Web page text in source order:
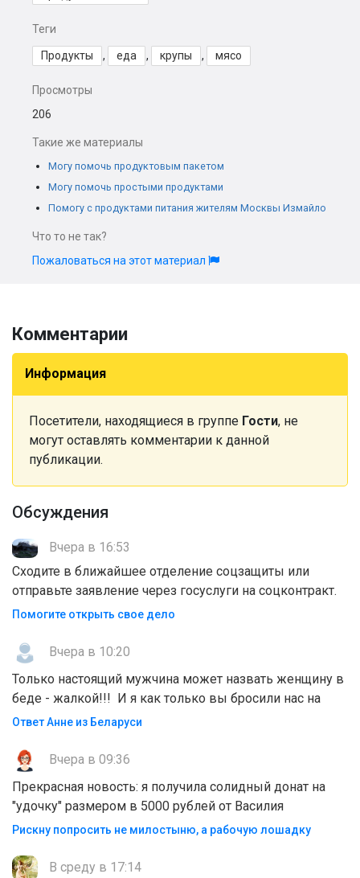
Теги
Продукты , еда , крупы , мясо
Просмотры
206
Такие же материалы
Могу помочь продуктовым пакетом
Могу помочь простыми продуктами
Помогу с продуктами питания жителям Москвы Измайло
Что то не так?
Пожаловаться на этот материал
Комментарии
Информация
Посетители, находящиеся в группе Гости, не
могут оставлять комментарии к данной
публикации.
Обсуждения
Вчера в 16:53
Сходите в ближайшее отделение соцзащиты или
отправьте заявление через госуслуги на соцконтракт.
Помогите открыть свое дело
Вчера в 10:20
Только настоящий мужчина может назвать женщину в
беде - жалкой!!! И я как только вы бросили нас на
Ответ Анне из Беларуси
Вчера в 09:36
Прекрасная новость: я получила солидный донат на
"удочку" размером в 5000 рублей от Василия
Рискну попросить не милостыню, а рабочую лошадку
В среду в 17:14